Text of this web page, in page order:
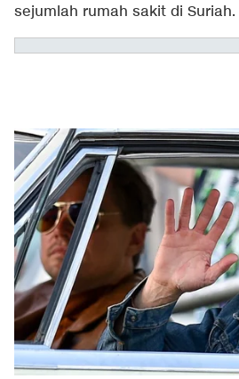
sejumlah rumah sakit di Suriah.